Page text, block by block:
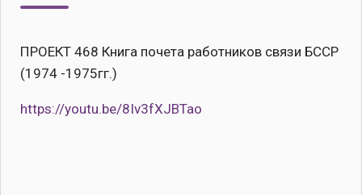
ПРОЕКТ 468 Книга почета работников связи БССР
(1974 -1975гг.)
https://youtu.be/8Iv3fXJBTao